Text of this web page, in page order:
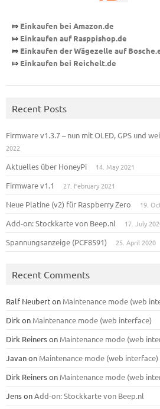
⤇ Einkaufen bei Amazon.de
⤇ Einkaufen auf Rasppishop.de
⤇ Einkaufen der Wägezelle auf
⤇ Einkaufen bei Reichelt.de
Recent Posts
Firmware v1.3.7 – nun mit OLED, GPS und
2022
Aktuelles über HoneyPi 14. May 2021
Firmware v1.1 27. February 2021
Neue Platine (v2) für Raspberry Zero 19.
Add-on: Stockkarte von Beep.nl 17. July
Spannungsanzeige (PCF8591) 25. April 2020
Recent Comments
Ralf Neuberton Maintenance mode (web
Dirk on Maintenance mode (web interface)
Dirk Reinerson Maintenance mode (web
Javanon Maintenance mode (web interface)
Dirk Reinerson Maintenance mode (web
JensonAdd-on: Stockkarte von Beep.nl